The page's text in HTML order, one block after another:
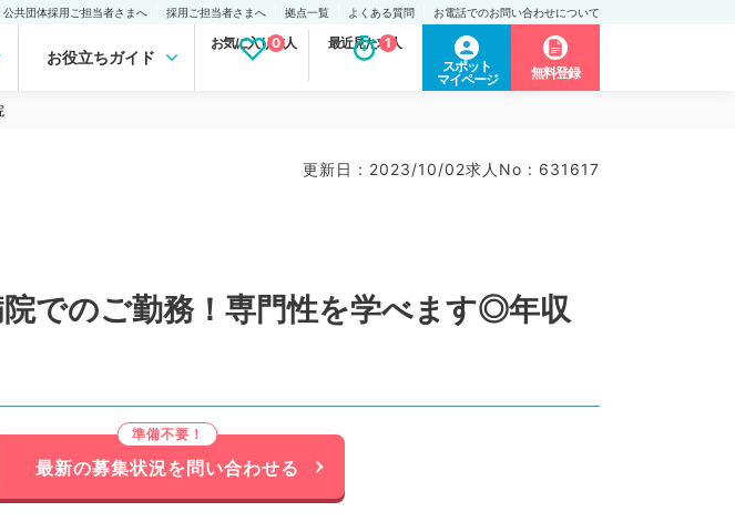
公共団体採用ご担当者さまへ 採用ご担当者さまへ 拠点一覧 よくある質問 お電話でのお問い合わせについて
お役立ちガイド
お気に入り求人
0 最近見た求人
1
スポット
マイページ
無料登録
更新日 : 2023/10/02求人No : 631617
院でのご勤務！専門性を学べます◎年収
最新の募集状況を問い合わせる